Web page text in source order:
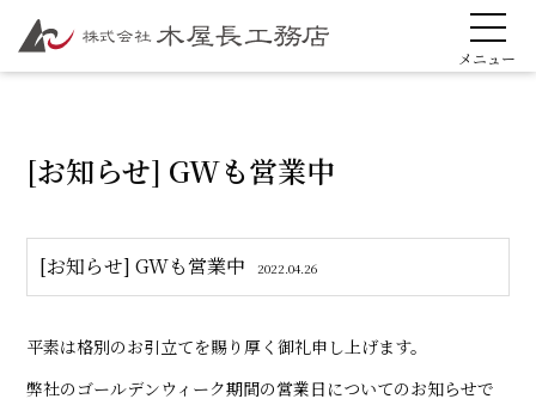
[お知らせ] GWも営業中
[お知らせ] GWも営業中 2022.04.26
平素は格別のお引立てを賜り厚く御礼申し上げます。
弊社のゴールデンウィーク期間の営業日についてのお知らせで